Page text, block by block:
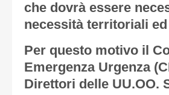
che dovrà essere
necessità territoriali
Per questo motivo il
Emergenza Urgenza
Direttori delle UU.OO.